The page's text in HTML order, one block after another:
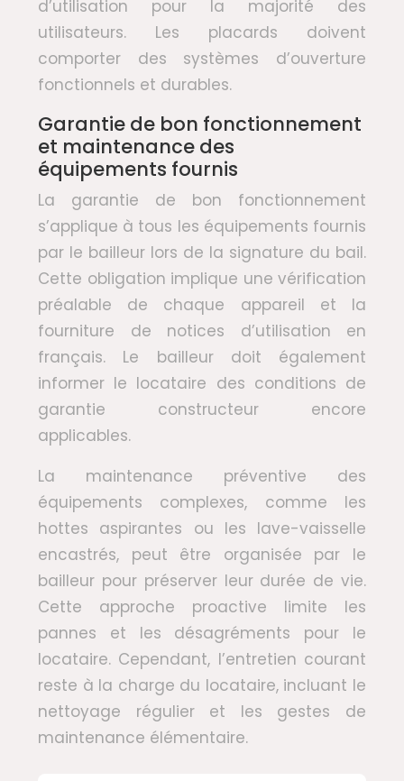
d’utilisation pour la majorité des
utilisateurs. Les placards doivent
comporter des systèmes d’ouverture
fonctionnels et durables.
Garantie de bon fonctionnement
et maintenance des
équipements fournis
La garantie de bon fonctionnement
s’applique à tous les équipements fournis
par le bailleur lors de la signature du bail.
Cette obligation implique une vérification
préalable de chaque appareil et la
fourniture de notices d’utilisation en
français. Le bailleur doit également
informer le locataire des conditions de
garantie constructeur encore
applicables.
La maintenance préventive des
équipements complexes, comme les
hottes aspirantes ou les lave-vaisselle
encastrés, peut être organisée par le
bailleur pour préserver leur durée de vie.
Cette approche proactive limite les
pannes et les désagréments pour le
locataire. Cependant, l’entretien courant
reste à la charge du locataire, incluant le
nettoyage régulier et les gestes de
maintenance élémentaire.